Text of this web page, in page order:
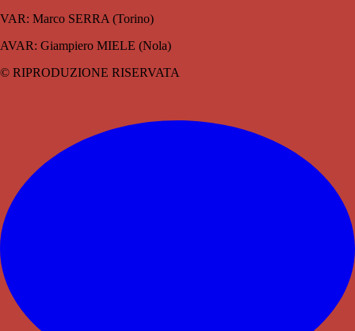
VAR: Marco SERRA (Torino)
AVAR: Giampiero MIELE (Nola)
© RIPRODUZIONE RISERVATA